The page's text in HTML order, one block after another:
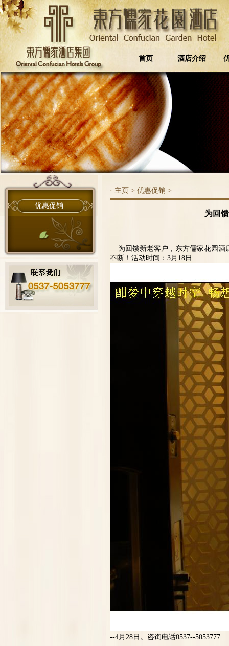
首页 酒店介绍
优惠促销
· 主页 > 优惠促销 >
为回
为回馈新老客户，东方儒家花园酒
不断！活动时间：3月18日
--4月28日。咨询电话0537--5053777